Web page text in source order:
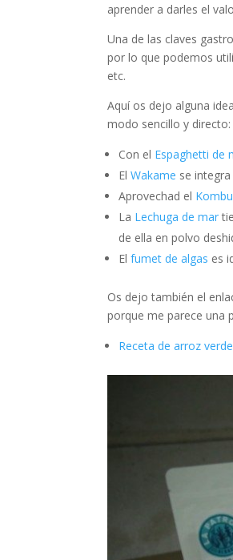
aprender a darles el
Una de las claves
por lo que podemos
etc.
Aquí os dejo alguna
modo sencillo y directo:
Con el Espaghetti de
ElWakame se
Aprovechad el
La Lechuga de mar
de ella en polvo
Elfumet de algas es
Os dejo también el
porque me parece una
Receta de arroz